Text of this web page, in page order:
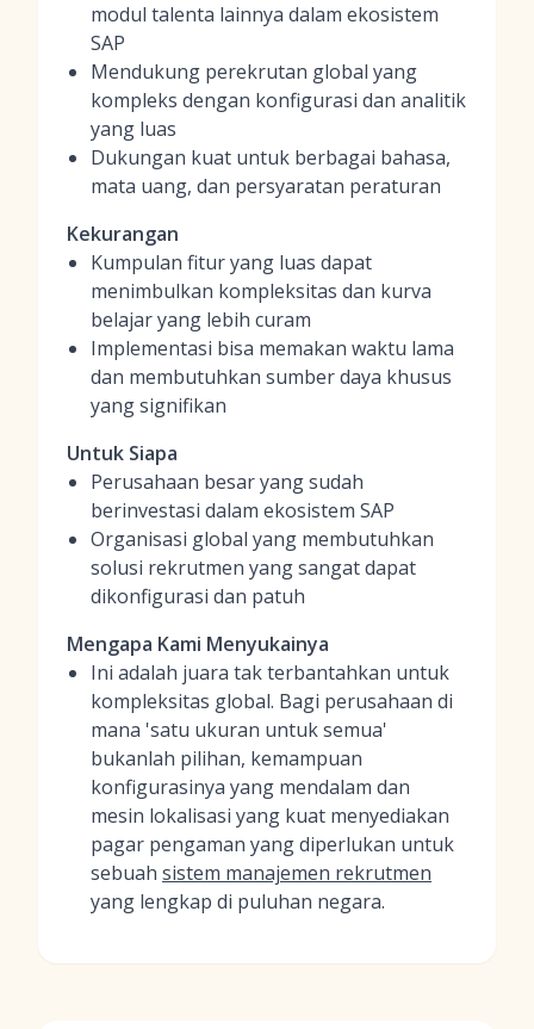
modul talenta lainnya dalam ekosistem
SAP
Mendukung perekrutan global yang
kompleks dengan konfigurasi dan analitik
yang luas
Dukungan kuat untuk berbagai bahasa,
mata uang, dan persyaratan peraturan
Kekurangan
Kumpulan fitur yang luas dapat
menimbulkan kompleksitas dan kurva
belajar yang lebih curam
Implementasi bisa memakan waktu lama
dan membutuhkan sumber daya khusus
yang signifikan
Untuk Siapa
Perusahaan besar yang sudah
berinvestasi dalam ekosistem SAP
Organisasi global yang membutuhkan
solusi rekrutmen yang sangat dapat
dikonfigurasi dan patuh
Mengapa Kami Menyukainya
Ini adalah juara tak terbantahkan untuk
kompleksitas global. Bagi perusahaan di
mana 'satu ukuran untuk semua'
bukanlah pilihan, kemampuan
konfigurasinya yang mendalam dan
mesin lokalisasi yang kuat menyediakan
pagar pengaman yang diperlukan untuk
sebuah sistem manajemen rekrutmen
yang lengkap di puluhan negara.